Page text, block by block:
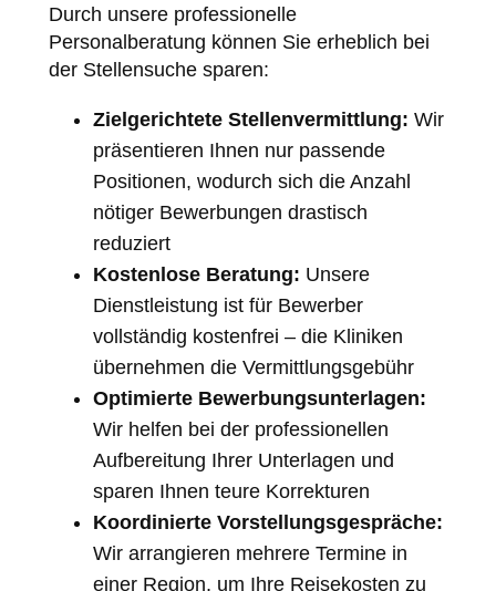
Durch unsere professionelle
Personalberatung können Sie erheblich bei
der Stellensuche sparen:
Zielgerichtete Stellenvermittlung: Wir
präsentieren Ihnen nur passende
Positionen, wodurch sich die Anzahl
nötiger Bewerbungen drastisch
reduziert
Kostenlose Beratung: Unsere
Dienstleistung ist für Bewerber
vollständig kostenfrei – die Kliniken
übernehmen die Vermittlungsgebühr
Optimierte Bewerbungsunterlagen:
Wir helfen bei der professionellen
Aufbereitung Ihrer Unterlagen und
sparen Ihnen teure Korrekturen
Koordinierte Vorstellungsgespräche:
Wir arrangieren mehrere Termine in
einer Region, um Ihre Reisekosten zu